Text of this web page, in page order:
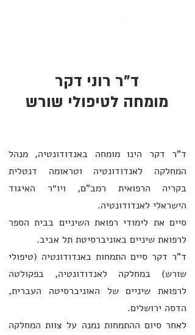
ד"ר רוני דקר
מומחה לטיפולי שורש
ד"ר דקר הינו מומחה באנדודונטיה, מנהל
המחלקה לאנדודונטיה וטראומה דנטלית
בקריה הרפואית רמב"ם, ויו״ר האיגוד
הישראלי לאנדודונטיה.
סיים את לימודי רפואת השיניים בבית הספר
לרפואת שיניים באוניברסיטת תל אביב.
ד"ר דקר סיים התמחות באנדודונטיה (טיפולי
שורש) במחלקה לאנדודונטיה, בפקולטה
לרפואת שיניים של האוניברסיטה העברית,
הדסה ירושלים.
לאחר סיום ההתמחות נמנה על צוות המחלקה